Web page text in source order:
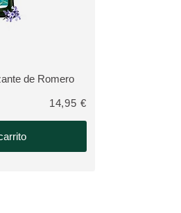
de Romero
valoraciones de usuarios
14,95 €